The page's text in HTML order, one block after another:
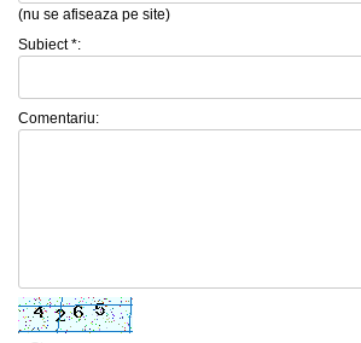
(nu se afiseaza pe site)
Subiect *:
Comentariu: